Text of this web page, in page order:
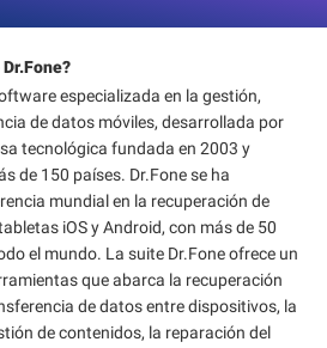
especializada en la gestión,
de datos móviles, desarrollada por
tecnológica fundada en 2003 y
de 150 países. Dr.Fone se ha
mundial en la recuperación de
iOS y Android, con más de 50
el mundo. La suite Dr.Fone ofrece un
que abarca la recuperación
de datos entre dispositivos, la
de contenidos, la reparación del